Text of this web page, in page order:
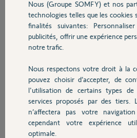
Sécurité
Domotique
Chauffage
Autres produits
il y a plus de 12 ans
Participer au fil
Bonjour,
Cela signifie l'une des ces deux choses :
La motorisation n'est plus alimenté. Le
d'alimentation de la motorisation.
Nous (Groupe SOMFY) et nos
technologies telles que les cookies
finalités suivantes:
publicités, offrir une expérience
notre trafic.
Nous respectons votre droit à la
pouvez choisir d’accepter, de
l'utilisation de certains types
services proposés par des tiers.
n’affectera pas votre
cependant votre expérience
optimale.